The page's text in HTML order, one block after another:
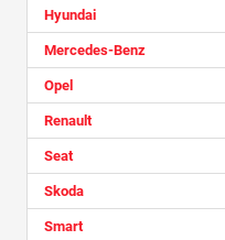
Hyundai
Mercedes-Benz
Opel
Renault
Seat
Skoda
Smart